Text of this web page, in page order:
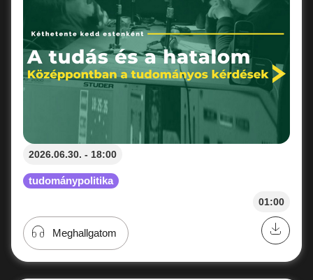
2026.06.30. - 18:00
tudománypolitika
01:00
Meghallgatom